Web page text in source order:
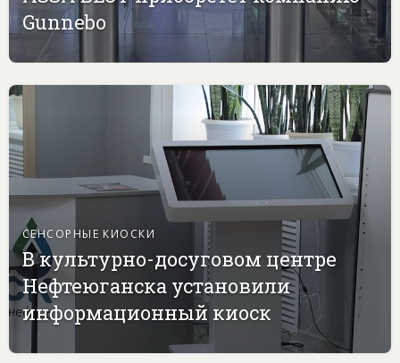
Gunnebo
СЕНСОРНЫЕ КИОСКИ
В культурно-досуговом центре
Нефтеюганска установили
информационный киоск